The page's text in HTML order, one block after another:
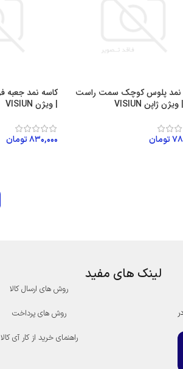
نمد پلوس کوچک سمت راست
تومان
| ویژن VISIUN
۸۳۰,۰۰۰تومان
لینک های مفید
روش های ارسال کالا
روش های پرداخت
راهنمای خرید از کار آی کالا